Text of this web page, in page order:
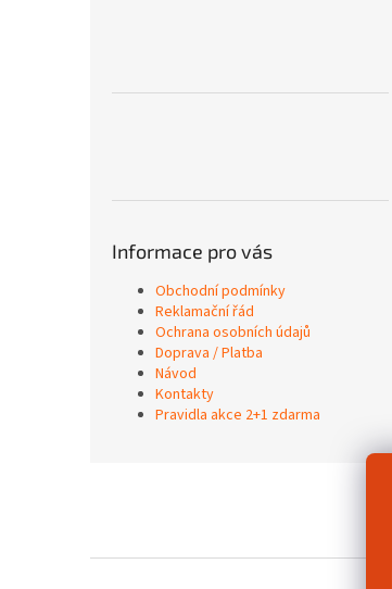
Informace pro vás
Obchodní podmínky
Reklamační řád
Ochrana osobních údajů
Doprava / Platba
Návod
Kontakty
Pravidla akce 2+1 zdarma